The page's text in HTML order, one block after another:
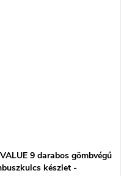
9 darabos gömbvégű
készlet -